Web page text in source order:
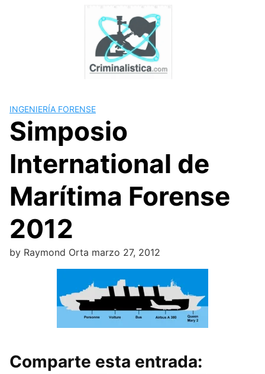
INGENIERÍA FORENSE
Simposio
International de
Marítima Forense
2012
by Raymond Orta marzo 27, 2012
Comparte esta entrada: